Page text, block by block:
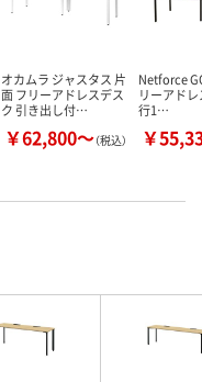
オカムラ ジャスタス 片
面 フリーアドレスデス
ク 引き出し付…
￥62,800～（税込）
Netforce
リーアド
行1…
￥